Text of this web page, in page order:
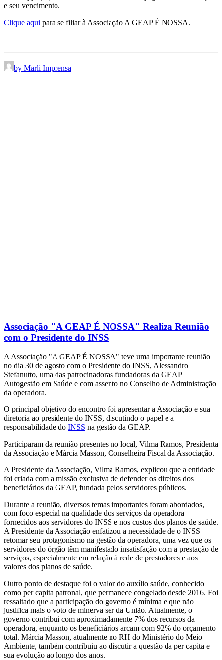
e seu vencimento.
Clique aqui para se filiar à Associação A GEAP É NOSSA.
by Marli Imprensa
Associação "A GEAP É NOSSA" Realiza Reunião
com o Presidente do INSS
A Associação "A GEAP É NOSSA" teve uma importante reunião
no dia 30 de agosto com o Presidente do INSS, Alessandro
Stefanutto, uma das patrocinadoras fundadoras da GEAP
Autogestão em Saúde e com assento no Conselho de Administração
da operadora.
O principal objetivo do encontro foi apresentar a Associação e sua
diretoria ao presidente do INSS, discutindo o papel e a
responsabilidade do INSS na gestão da GEAP.
Participaram da reunião presentes no local, Vilma Ramos, Presidenta
da Associação e Márcia Masson, Conselheira Fiscal da Associação.
A Presidente da Associação, Vilma Ramos, explicou que a entidade
foi criada com a missão exclusiva de defender os direitos dos
beneficiários da GEAP, fundada pelos servidores públicos.
Durante a reunião, diversos temas importantes foram abordados,
com foco especial na qualidade dos serviços da operadora
fornecidos aos servidores do INSS e nos custos dos planos de saúde.
A Presidente da Associação enfatizou a necessidade de o INSS
retomar seu protagonismo na gestão da operadora, uma vez que os
servidores do órgão têm manifestado insatisfação com a prestação de
serviços, especialmente em relação à rede de prestadores e aos
valores dos planos de saúde.
Outro ponto de destaque foi o valor do auxílio saúde, conhecido
como per capita patronal, que permanece congelado desde 2016. Foi
ressaltado que a participação do governo é mínima e que não
justifica mais o voto de minerva ser da União. Atualmente, o
governo contribui com aproximadamente 7% dos recursos da
operadora, enquanto os beneficiários arcam com 92% do orçamento
total. Márcia Masson, atualmente no RH do Ministério do Meio
Ambiente, também contribuiu ao discutir a questão da per capita e
sua evolução ao longo dos anos.